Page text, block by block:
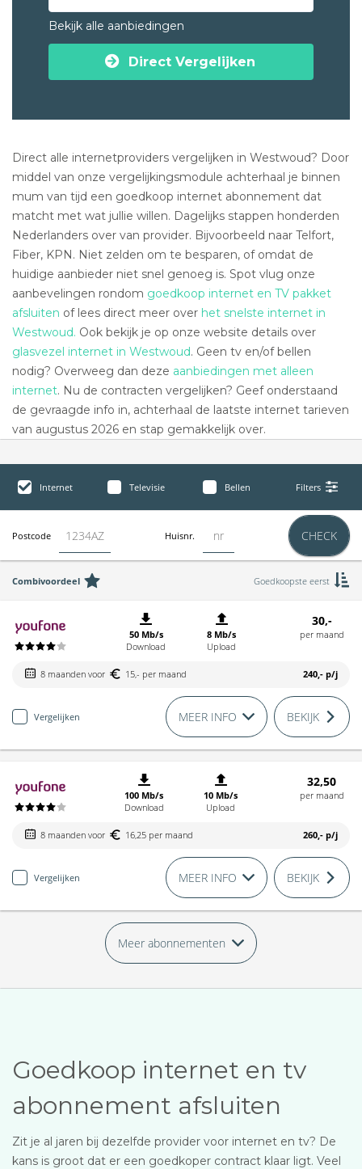
Bekijk alle aanbiedingen
Direct Vergelijken
Direct alle internetproviders vergelijken in Westwoud? Door
middel van onze vergelijkingsmodule achterhaal je binnen
mum van tijd een goedkoop internet abonnement dat
matcht met wat jullie willen. Dagelijks stappen honderden
Nederlanders over van provider. Bijvoorbeeld naar Telfort,
Fiber, KPN. Niet zelden om te besparen, of omdat de
huidige aanbieder niet snel genoeg is. Spot vlug onze
aanbevelingen rondom goedkoop internet en TV pakket
afsluiten of lees direct meer over het snelste internet in
Westwoud. Ook bekijk je op onze website details over
glasvezel internet in Westwoud. Geen tv en/of bellen
nodig? Overweeg dan deze aanbiedingen met alleen
internet. Nu de contracten vergelijken? Geef onderstaand
de gevraagde info in, achterhaal de laatste internet tarieven
van augustus 2026 en stap gemakkelijk over.
Internet Televisie Bellen Filters
Postcode Huisnr. CHECK
Combivoordeel Goedkoopste eerst
50 Mb/s
Download
8 Mb/s
Upload
30,-
per maand
8 maanden voor 15,- per maand 240,- p/j
Vergelijken MEER INFO BEKIJK
100 Mb/s
Download
10 Mb/s
Upload
32,50
per maand
8 maanden voor 16,25 per maand 260,- p/j
Vergelijken MEER INFO BEKIJK
Meer abonnementen
Goedkoop internet en tv
abonnement afsluiten
Zit je al jaren bij dezelfde provider voor internet en tv? De
kans is groot dat er een goedkoper contract klaar ligt. Veel